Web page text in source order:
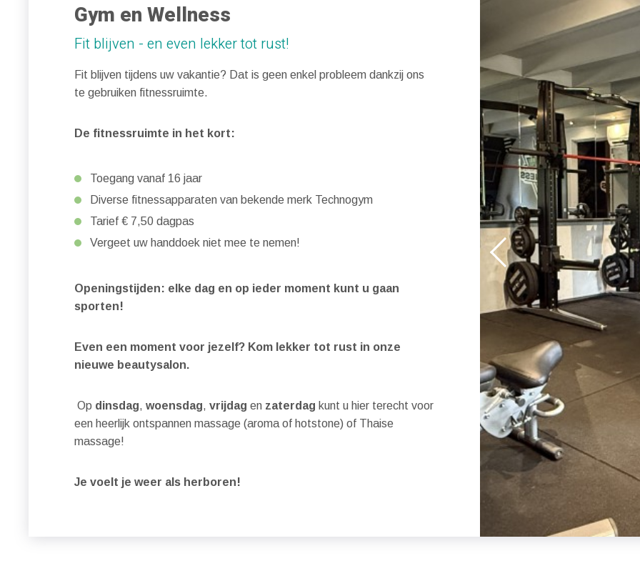
Gym en Wellness
Fit blijven - en even lekker tot rust!
Fit blijven tijdens uw vakantie? Dat is geen enkel probleem dankzij ons
te gebruiken fitnessruimte.
De fitnessruimte in het kort:
Toegang vanaf 16 jaar
Diverse fitnessapparaten van bekende merk Technogym
Tarief € 7,50 dagpas
Vergeet uw handdoek niet mee te nemen!
Openingstijden: elke dag en op ieder moment kunt u gaan
sporten!
Even een moment voor jezelf? Kom lekker tot rust in onze
nieuwe beautysalon.
Op dinsdag,woensdag,vrijdag en zaterdag kunt u hier terecht voor
een heerlijk ontspannen massage (aroma of hotstone) of Thaise
massage!
Je voelt je weer als herboren!